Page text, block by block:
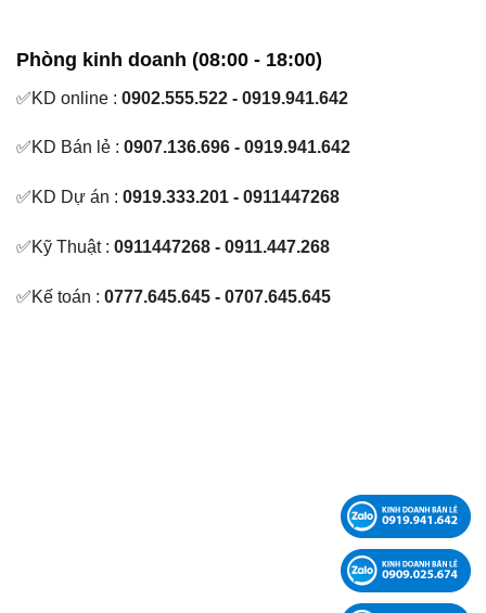
Phòng kinh doanh (08:00 - 18:00)
✅KD online : 0902.555.522 - 0919.941.642
✅KD Bán lẻ : 0907.136.696 - 0919.941.642
✅KD Dự án : 0919.333.201 - 0911447268
✅Kỹ Thuật : 0911447268 - 0911.447.268
✅Kế toán : 0777.645.645 - 0707.645.645